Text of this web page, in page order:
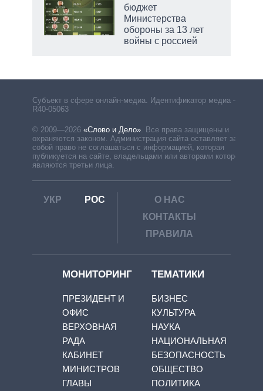
бюджет
Министерства
обороны за 13 лет
войны с россией
Субъект в сфере онлайн-медиа. Идентификатор медиа –
R40-05063
© 2009—2026 «Слово и Дело» Все права защищены и
охраняются законом. Администрация сайта оставляет за
собой право не соглашаться с информацией, которая
публикуется на сайте, владельцами или авторами которой
являются третьи лица.
УКР РОС
О НАС
КОНТАКТЫ
ПРАВИЛА
МОНИТОРИНГ
ПРЕЗИДЕНТ И
ОФИС
ВЕРХОВНАЯ
РАДА
КАБИНЕТ
МИНИСТРОВ
ГЛАВЫ
ТЕМАТИКИ
БИЗНЕС
КУЛЬТУРА
НАУКА
НАЦИОНАЛЬНАЯ
БЕЗОПАСНОСТЬ
ОБЩЕСТВО
ПОЛИТИКА